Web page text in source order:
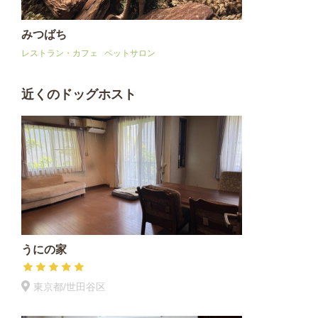
みつばち
レストラン・カフェ ペットサロン
近くのドッグホスト
うにの家
東京都/世田谷区